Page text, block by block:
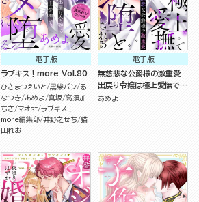
電子版
ラブキス！more Vol.80
ひさまつえいと 黒柴パン る
なつき
あめよ 真坂 高須加
ちさ マオst ラブキス！
more編集部 井野之せち 猫
田れお
電子版
無慈悲な公爵様の激重愛
出戻り令嬢は極上愛撫でハ
メ堕とされる（分冊版）
あめよ